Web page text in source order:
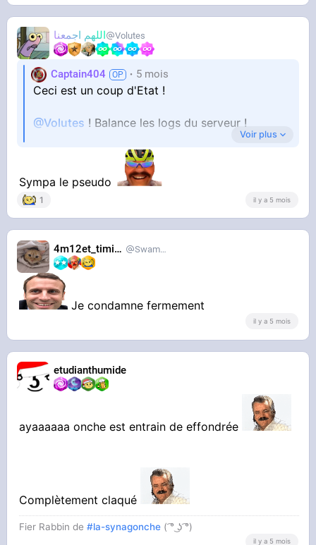
اللهم اجمعنا Volutes
Captain404 5 mois
Ceci est un coup d'Etat !
@Volutes ! Balance les logs du serveur !
Voir plus
Sympa le pseudo
1 il y a 5 mois
4m12et_timide SwampDrainer
Je condamne fermement
il y a 5 mois
etudianthumide
ayaaaaaa onche est entrain de effondrée
Complètement claqué
Fier Rabbin de#la-synagonche ( ͡° ͜ʖ ͡°)
il y a 5 mois